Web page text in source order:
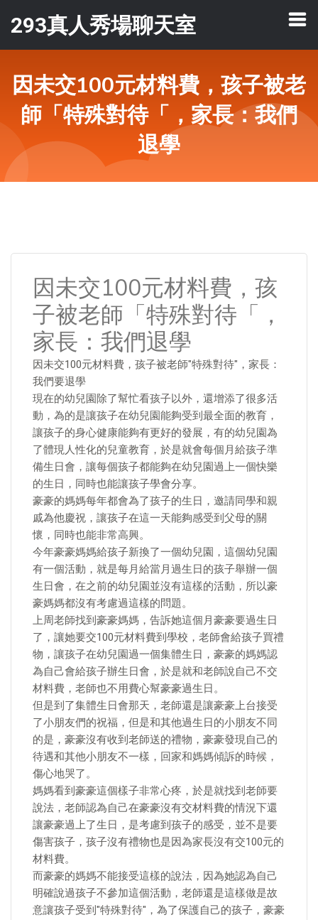
293真人秀場聊天室
因未交100元材料費，孩子被老
師「特殊對待「，家長：我們
退學
因未交100元材料費，孩
子被老師「特殊對待「，
家長：我們退學
因未交100元材料費，孩子被老師"特殊對待"，家長：
我們要退學
現在的幼兒園除了幫忙看孩子以外，還增添了很多活
動，為的是讓孩子在幼兒園能夠受到最全面的教育，
讓孩子的身心健康能夠有更好的發展，有的幼兒園為
了體現人性化的兒童教育，於是就會每個月給孩子準
備生日會，讓每個孩子都能夠在幼兒園過上一個快樂
的生日，同時也能讓孩子學會分享。
豪豪的媽媽每年都會為了孩子的生日，邀請同學和親
戚為他慶祝，讓孩子在這一天能夠感受到父母的關
懷，同時也能非常高興。
今年豪豪媽媽給孩子新換了一個幼兒園，這個幼兒園
有一個活動，就是每月給當月過生日的孩子舉辦一個
生日會，在之前的幼兒園並沒有這樣的活動，所以豪
豪媽媽都沒有考慮過這樣的問題。
上周老師找到豪豪媽媽，告訴她這個月豪豪要過生日
了，讓她要交100元材料費到學校，老師會給孩子買禮
物，讓孩子在幼兒園過一個集體生日，豪豪的媽媽認
為自己會給孩子辦生日會，於是就和老師說自己不交
材料費，老師也不用費心幫豪豪過生日。
但是到了集體生日會那天，老師還是讓豪豪上台接受
了小朋友們的祝福，但是和其他過生日的小朋友不同
的是，豪豪沒有收到老師送的禮物，豪豪發現自己的
待遇和其他小朋友不一樣，回家和媽媽傾訴的時候，
傷心地哭了。
媽媽看到豪豪這個樣子非常心疼，於是就找到老師要
說法，老師認為自己在豪豪沒有交材料費的情況下還
讓豪豪過上了生日，是考慮到孩子的感受，並不是要
傷害孩子，孩子沒有禮物也是因為家長沒有交100元的
材料費。
而豪豪的媽媽不能接受這樣的說法，因為她認為自己
明確說過孩子不參加這個活動，老師還是這樣做是故
意讓孩子受到"特殊對待"，為了保護自己的孩子，豪豪